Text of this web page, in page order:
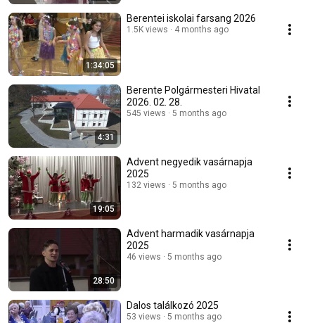
1:34:05
Berentei iskolai farsang 2026
1.5K views 4 months ago
4:31
Berente Polgármesteri Hivatal
2026. 02. 28.
545 views 5 months ago
19:05
Advent negyedik vasárnapja
2025
132 views 5 months ago
28:50
Advent harmadik vasárnapja
2025
46 views 5 months ago
Dalos találkozó 2025
53 views 5 months ago